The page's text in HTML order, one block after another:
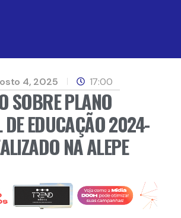
4, 2025 17:00
SOBRE PLANO
DE EDUCAÇÃO 2024-
NA ALEPE